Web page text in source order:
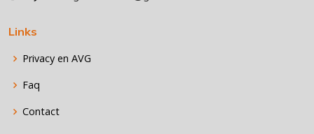
Links
Privacy en AVG
Faq
Contact